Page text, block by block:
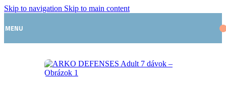
Skip to navigation Skip to main content
MENU